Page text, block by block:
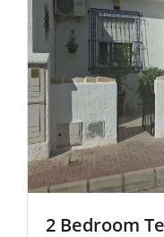
2 Bedroom